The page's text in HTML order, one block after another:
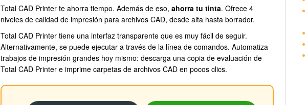
Total CAD Printer te ahorra tiempo. Además de eso, ahorra tu tinta. Ofrece 4
niveles de calidad de impresión para archivos CAD, desde alta hasta borrador.
Total CAD Printer tiene una interfaz transparente que es muy fácil de seguir.
Alternativamente, se puede ejecutar a través de la línea de comandos. Automatiza
trabajos de impresión grandes hoy mismo: descarga una copia de evaluación de
Total CAD Printer e imprime carpetas de archivos CAD en pocos clics.